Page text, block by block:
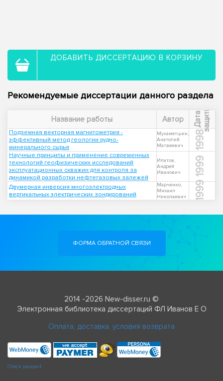
ДОБАВИТЬ ДИССЕРТАЦИЮ В КОРЗИНУ
Рекомендуемые диссертации данного раздела
Название работы Автор Д
а
т
а
з
а
щ
и
т ы
Подземная векторная магнитометрия -
эффективный метод геологии рудно-
минерального сырья
Мухаметшин,
Анатолий
Матвеевич
1998
Научные принципы и применение современных
технологий геофизических исследований
эксплуатационных скважин для контроля за
динамикой разработки нефтегазовых залежей
Ипатов,
Андрей
Иванович
1999
Двумерная инверсия многоэлектродных
вертикальных электрических зондирований
Марченко,
Михаил
Николаевич
1999
ФОРМА ОБРАТНОЙ СВЯЗИ
2014 -2026 New-disser.ru ©
Электронная библиотека диссертаций ФЛ Иванов Е О
Оплата, доставка, условия возврата
Check passport